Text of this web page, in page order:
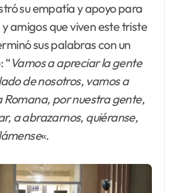
su empatía y apoyo para
amigos que viven este triste
sus palabras con un
“Vamos a apreciar la gente
de nosotros, vamos a
Romana, por nuestra gente,
a abrazarnos, quiéranse,
«.